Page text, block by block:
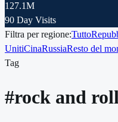
127.1M
90 Day Visits
Filtra per regione:Tutto
UnitiCinaRussiaResto del
Tag
#rock and